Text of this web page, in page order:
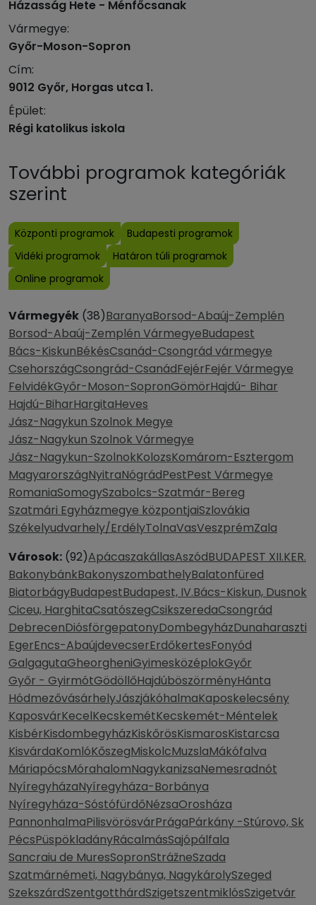
Házasság Hete - Ménfőcsanak
Vármegye:
Győr-Moson-Sopron
Cím:
9012 Győr, Horgas utca 1.
Épület:
Régi katolikus iskola
További programok kategóriák
szerint
Központi programok
Budapesti programok
Vidéki programok
Határon túli programok
Online programok
Vármegyék (38)BaranyaBorsod-Abaúj-Zemplén
Borsod-Abaúj-Zemplén VármegyeBudapest
Bács-KiskunBékésCsanád-Csongrád vármegye
CsehországCsongrád-CsanádFejérFejér Vármegye
FelvidékGyőr-Moson-SopronGömörHajdú- Bihar
Hajdú-BiharHargitaHeves
Jász-Nagykun Szolnok Megye
Jász-Nagykun Szolnok Vármegye
Jász-Nagykun-SzolnokKolozsKomárom-Esztergom
MagyarországNyitraNógrádPestPest Vármegye
RomaniaSomogySzabolcs-Szatmár-Bereg
Szatmári Egyházmegye központjaiSzlovákia
Székelyudvarhely/ErdélyTolnaVasVeszprémZala
Városok: (92)ApácaszakállasAszódBUDAPEST XII.KER.
BakonybánkBakonyszombathelyBalatonfüred
BiatorbágyBudapestBudapest, IV.Bács-Kiskun, Dusnok
Ciceu, HarghitaCsatószegCsikszeredaCsongrád
DebrecenDiósförgepatonyDombegyházDunaharaszti
EgerEncs-AbaújdevecserErdőkertesFonyód
GalgagutaGheorgheniGyimesközéplokGyőr
Győr - GyirmótGödöllőHajdúböszörményHánta
HódmezővásárhelyJászjákóhalmaKaposkelecsény
KaposvárKecelKecskemétKecskemét-Méntelek
KisbérKisdombegyházKiskőrösKismarosKistarcsa
KisvárdaKomlóKőszegMiskolcMuzslaMákófalva
MáriapócsMórahalomNagykanizsaNemesradnót
NyíregyházaNyíregyháza-Borbánya
Nyíregyháza-SóstófürdőNézsaOrosháza
PannonhalmaPilisvörösvárPrágaPárkány -Stúrovo, Sk
PécsPüspökladányRácalmásSajópálfala
Sancraiu de MuresSopronStrážneSzada
Szatmárnémeti, Nagybánya, NagykárolySzeged
SzekszárdSzentgotthárdSzigetszentmiklósSzigetvár